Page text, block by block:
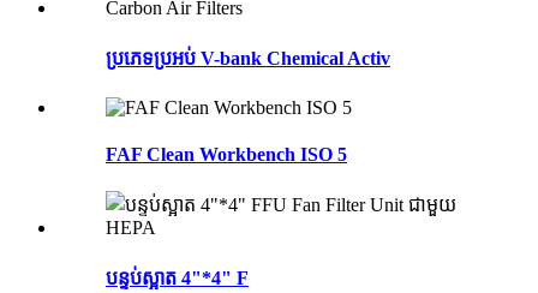
ប្រភេទប្រអប់ V-bank Chemical Activ
FAF Clean Workbench ISO 5
បន្ទប់ស្អាត 4"*4" F